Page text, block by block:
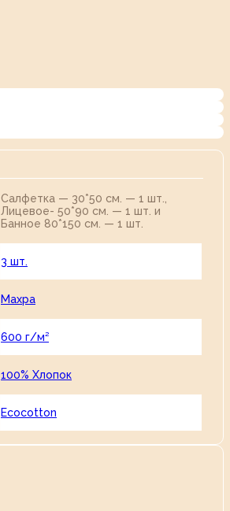
Салфетка — 30*50 см. — 1 шт.,
Лицевое- 50*90 см. — 1 шт. и
Банное 80*150 см. — 1 шт.
3 шт.
Махра
600 г/м²
100% Хлопок
Ecocotton